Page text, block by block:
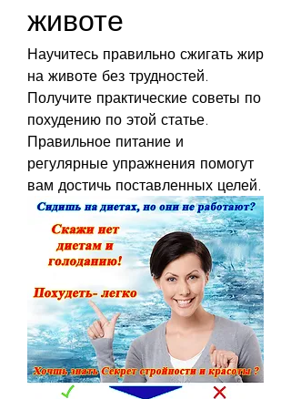
животе
Научитесь правильно сжигать жир
на животе без трудностей.
Получите практические советы по
похудению по этой статье.
Правильное питание и
регулярные упражнения помогут
вам достичь поставленных целей.